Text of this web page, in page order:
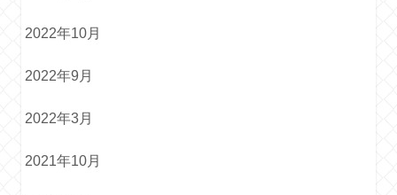
2022年10月
2022年9月
2022年3月
2021年10月